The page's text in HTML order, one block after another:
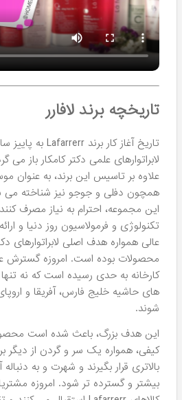
کرم ضد آفتاب لافارر SPF40
رنگ برنزه پوست خشک و
معمولی
۱,۱۸۹,۸۰۰ تومان
کرم ضد آفتاب کودک لافارر
(دخترانه و پسرانه SPF30)
۱,۲۱۹,۸۰۰ تومان